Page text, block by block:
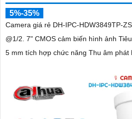
5%-35%
Camera giá rẻ DH-IPC-HDW3849TP-
@1/2. 7" CMOS cảm biến hình ảnh
5 mm tích hợp chức năng Thu âm phát